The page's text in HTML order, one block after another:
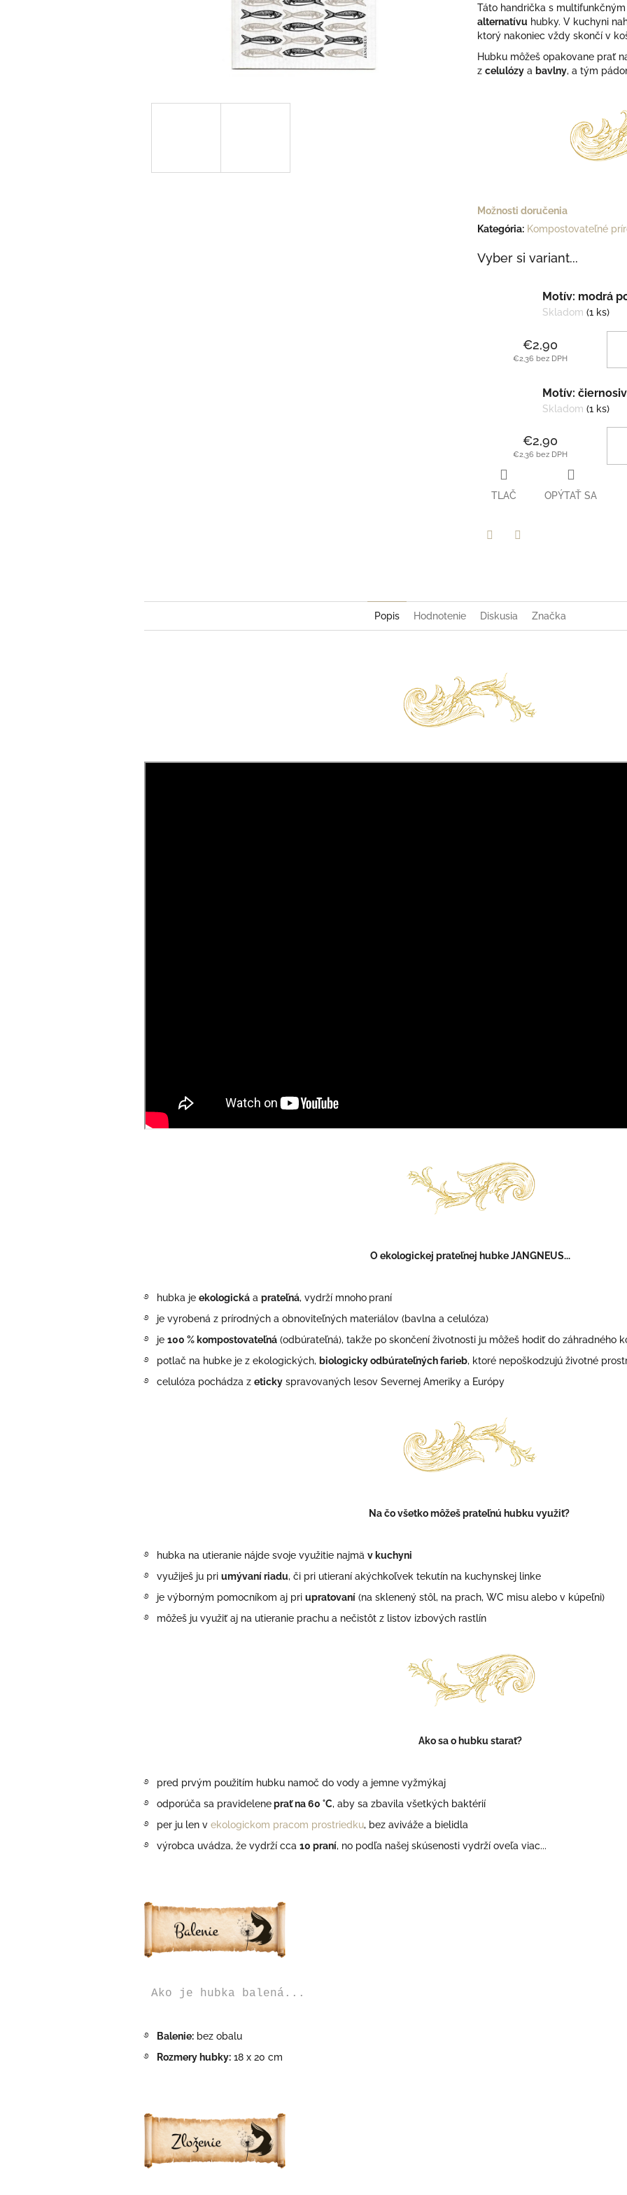
hviezdičiek.
Táto handrička s
alternatívu hubky. V kuchyni
ktorý nakoniec vždy skončí v
Hubku môžeš opakovane prať
z celulózy a bavlny, a tým
Možnosti doručenia
Kategória: Kompostovateľné
Vyber si variant...
Motív: modrá
Skladom (1 ks)
€2,90
€2,36 bez DPH
Motív:
Skladom (1 ks)
€2,90
€2,36 bez DPH
TLAČ OPÝTAŤ SA
Popis Hodnotenie Diskusia Značka
O ekologickej prateľnej hubke JANGNEUS...
࿔ hubka je ekologická a prateľná, vydrží mnoho praní
࿔ je vyrobená z prírodných a obnoviteľných materiálov (bavlna a celulóza)
࿔ je 100 % kompostovateľná (odbúrateľná), takže po skončení životnosti ju môžeš hodiť do záhradného
࿔ potlač na hubke je z ekologických, biologicky odbúrateľných farieb, ktoré nepoškodzujú životné
࿔ celulóza pochádza z eticky spravovaných lesov Severnej Ameriky a Európy
Na čo všetko môžeš prateľnú hubku využiť?
࿔ hubka na utieranie nájde svoje využitie najmä v kuchyni
࿔ využiješ ju pri umývaní riadu, či pri utieraní akýchkoľvek tekutín na kuchynskej linke
࿔ je výborným pomocníkom aj pri upratovaní (na sklenený stôl, na prach, WC misu alebo v kúpeľni)
࿔ môžeš ju využiť aj na utieranie prachu a nečistôt z listov izbových rastlín
Ako sa o hubku starať?
࿔ pred prvým použitím hubku namoč do vody a jemne vyžmýkaj
࿔ odporúča sa pravideleneprať na 60 °C, aby sa zbavila všetkých baktérií
࿔ per ju len v ekologickom pracom prostriedku, bez aviváže a bielidla
࿔ výrobca uvádza, že vydrží cca 10 praní, no podľa našej skúsenosti vydrží oveľa viac...
Ako je hubka balená...
࿔ Balenie: bez obalu
࿔
Rozmery hubky: 18 x 20 cm